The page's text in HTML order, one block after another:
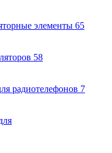
элементы 65
58
радиотелефонов 7